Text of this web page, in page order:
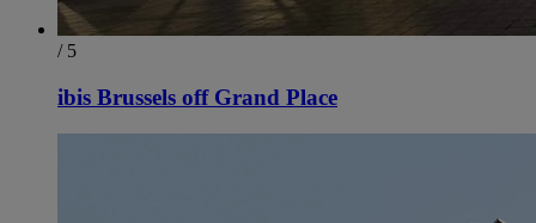
/ 5
ibis Brussels off Grand Place